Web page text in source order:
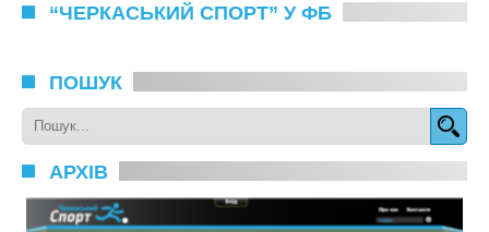
“ЧЕРКАСЬКИЙ СПОРТ” У ФБ
ПОШУК
АРХІВ